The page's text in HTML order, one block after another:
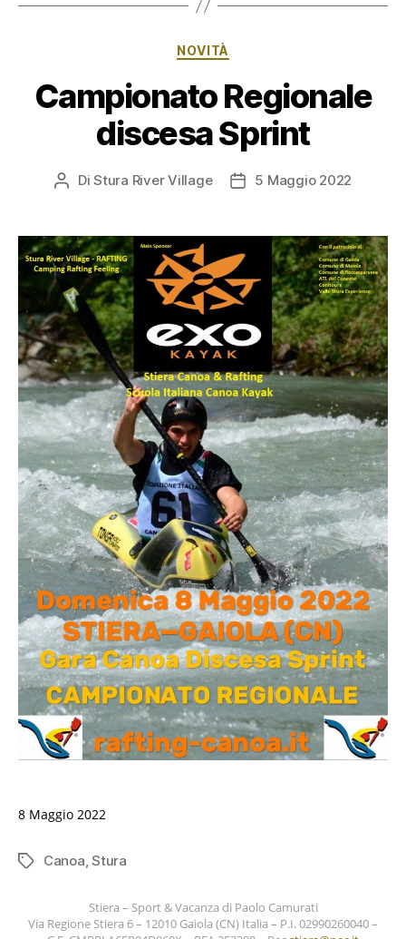
Categorie
NOVITÀ
Campionato Regionale
discesa Sprint
Autore
DiStura River Village
Data5 Maggio 2022
8 Maggio 2022
Tag Canoa,Stura
Stiera – Sport & Vacanza di Paolo Camurati
Via Regione Stiera 6 – 12010 Gaiola (CN) Italia – P.I. 02990260040 –